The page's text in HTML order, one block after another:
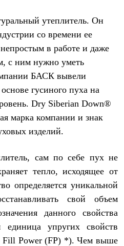
утеплитель. Он
со времени ее
в работе и даже
с ним нужно уметь
БАСК вывели
гусиного пуха на
Dry Siberian Down®
марка компании и знак
изделий.
сам по себе пух не
тепло, исходящее от
определяется уникальной
свой объем
данного свойства
единица упругих свойств
Fill Power (FP) *). Чем выше